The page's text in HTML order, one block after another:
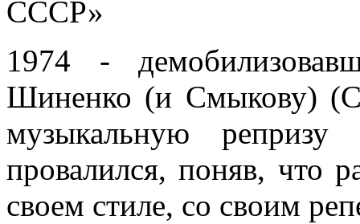
СССР»
1974 -
Шиненко (и Смыкову)
музыкальную
провалился, поняв, что
своем стиле, со своим